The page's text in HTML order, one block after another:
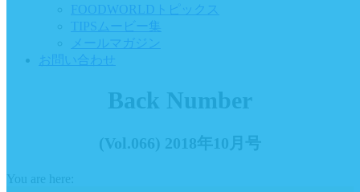
FOODWORLDトピックス
TIPSムービー集
メールマガジン
お問い合わせ
Back Number
(Vol.066) 2018年10月号
You are here: